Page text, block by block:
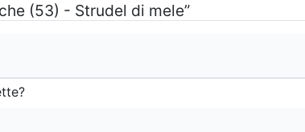
(53) - Strudel di mele”